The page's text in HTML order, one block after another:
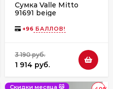
Сумка Valle Mitto
91691 beige
+96 БАЛЛОВ!
3 190 руб.
1 914 руб.
Скидки месяца 😽